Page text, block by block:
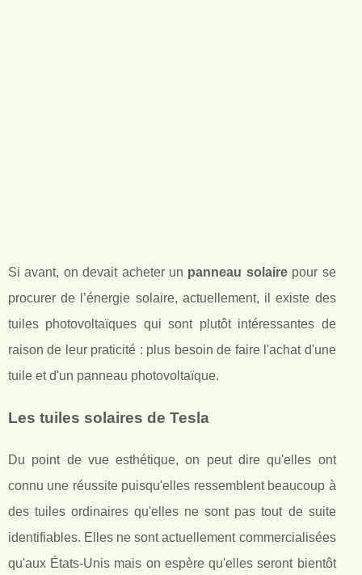
Si avant, on devait acheter un panneau solairepour se
procurer de l’énergie solaire, actuellement, il existe des
tuiles photovoltaïques qui sont plutôt intéressantes de
raison de leur praticité : plus besoin de faire l'achat d'une
tuile et d'un panneau photovoltaïque.
Les tuiles solaires de Tesla
Du point de vue esthétique, on peut dire qu'elles ont
connu une réussite puisqu'elles ressemblent beaucoup à
des tuiles ordinaires qu'elles ne sont pas tout de suite
identifiables. Elles ne sont actuellement commercialisées
qu'aux États-Unis mais on espère qu'elles seront bientôt